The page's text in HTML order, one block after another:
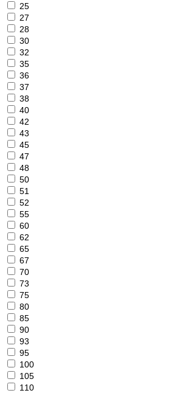
25
27
28
30
32
35
36
37
38
40
42
43
45
47
48
50
51
52
55
60
62
65
67
70
73
75
80
85
90
93
95
100
105
110